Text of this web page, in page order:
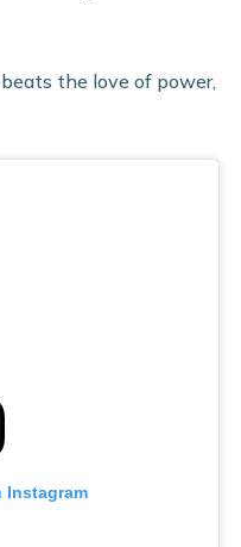
the love of power,
Instagram